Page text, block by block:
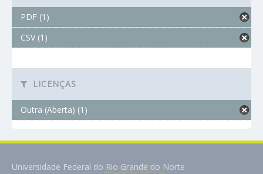
PDF (1)
CSV (1)
LICENÇAS
Outra (Aberta) (1)
Universidade Federal do Rio Grande do Norte